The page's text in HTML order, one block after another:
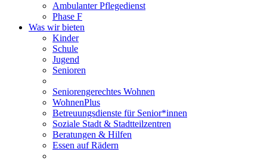
Ambulanter Pflegedienst
Phase F
Was wir bieten
Kinder
Schule
Jugend
Senioren
Seniorengerechtes Wohnen
WohnenPlus
Betreuungsdienste für Senior*innen
Soziale Stadt & Stadtteilzentren
Beratungen & Hilfen
Essen auf Rädern